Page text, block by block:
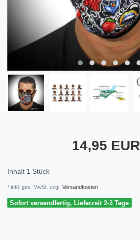
14,95 EUR
Inhalt 1 Stück
* inkl. ges. MwSt. zzgl. Versandkosten
Sofort versandfertig, Lieferzeit 2-3 Tage